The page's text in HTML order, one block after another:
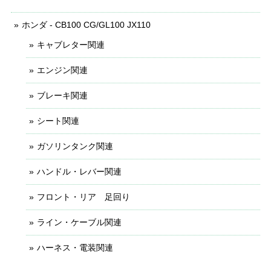
ホンダ - CB100 CG/GL100 JX110
キャブレター関連
エンジン関連
ブレーキ関連
シート関連
ガソリンタンク関連
ハンドル・レバー関連
フロント・リア 足回り
ライン・ケーブル関連
ハーネス・電装関連